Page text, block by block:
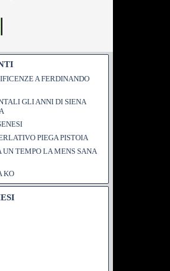
A FERDINANDO
GLI ANNI DI SIENA
PIEGA PISTOIA
TEMPO LA MENS SANA
KO